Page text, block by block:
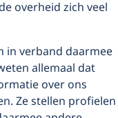
overheid zich veel
in verband daarmee
allemaal dat
over ons
Ze stellen profielen